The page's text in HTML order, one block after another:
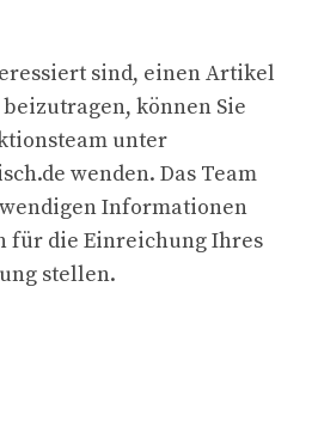
sind, einen Artikel
können Sie
unter
wenden. Das Team
Informationen
für die Einreichung Ihres
stellen.